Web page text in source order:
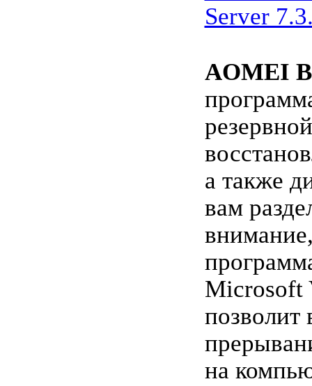
Server
AOMEI
а также
вам
Microsoft
позволит
на